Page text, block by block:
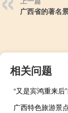
广西省的著名
相关问题
“又是宾鸿重来后
广西特色旅游景